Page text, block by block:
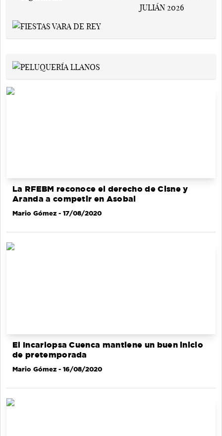
La RFEBM reconoce el derecho de Cisne y
Aranda a competir en Asobal
Mario Gómez - 17/08/2020
El Incarlopsa Cuenca mantiene un buen inicio
de pretemporada
Mario Gómez - 16/08/2020